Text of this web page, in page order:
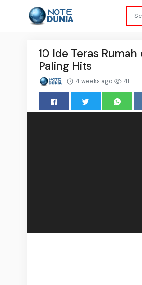
10 Ide Teras
Paling Hits
4 weeks ago 41